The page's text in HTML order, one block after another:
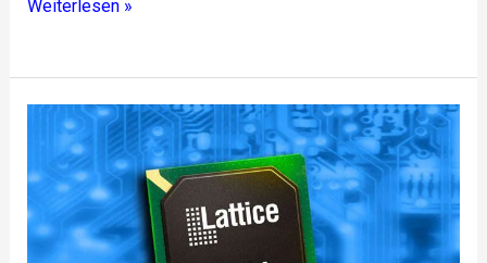
Weiterlesen »
Lattice-
Chips
erschließen
Gal-
Halbleiter